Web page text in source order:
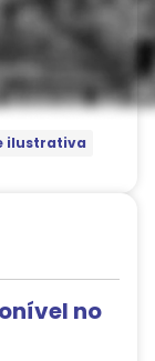
ilustrativa
no